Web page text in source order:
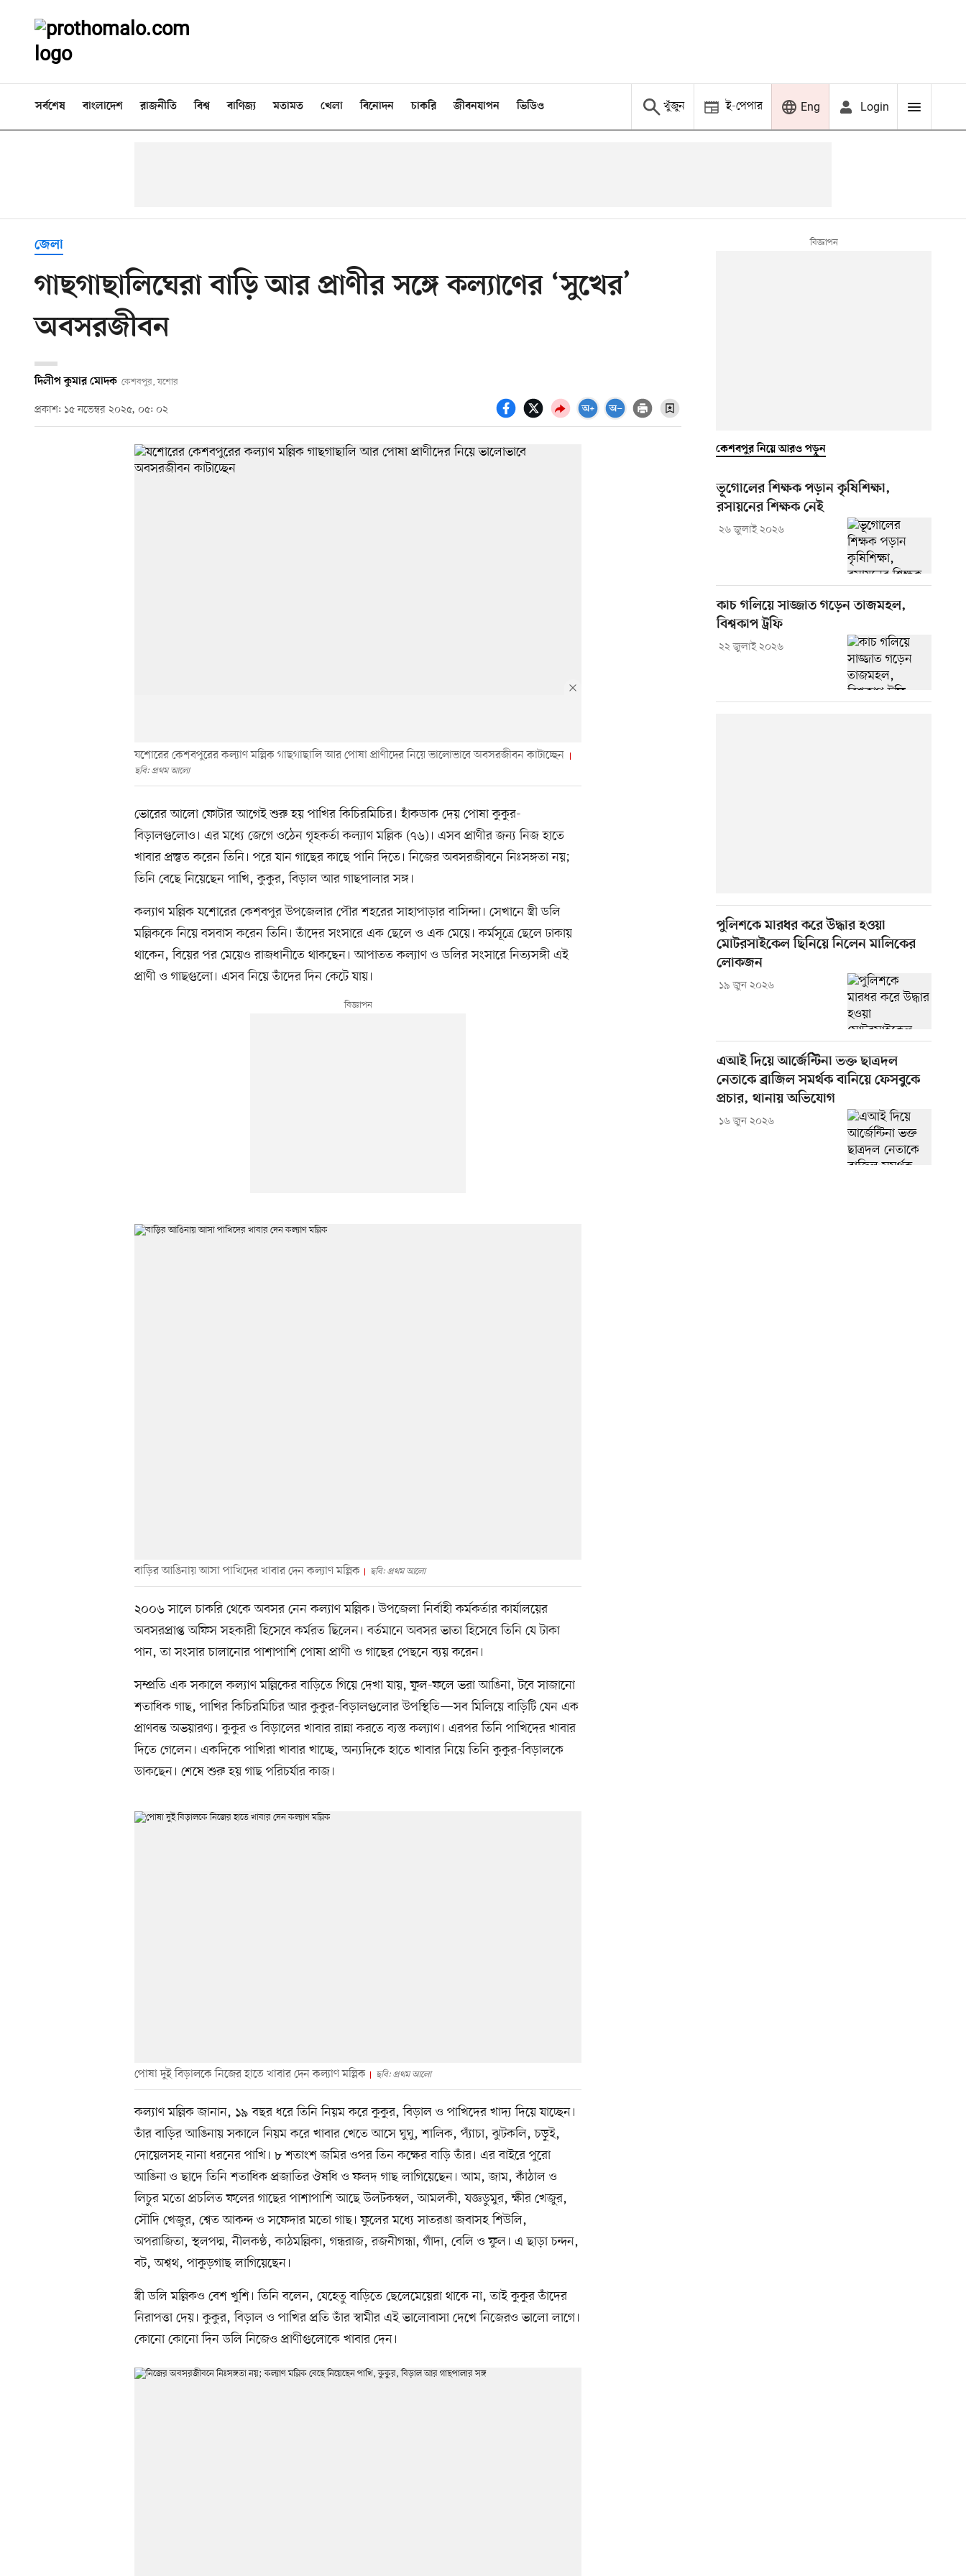
সর্বশেষ বাংলাদেশ রাজনীতি বিশ্ব বাণিজ্য মতামত খেলা বিনোদন চাকরি জীবনযাপন ভিডিও খুঁজুন ই-পেপার Eng Login
জেলা
গাছগাছালিঘেরা বাড়ি আর প্রাণীর সঙ্গে কল্যাণের ‘সুখের’
অবসরজীবন
দিলীপ কুমার মোদক কেশবপুর, যশোর
প্রকাশ: ১৫ নভেম্বর ২০২৫, ০৫: ০২
যশোরের কেশবপুরের কল্যাণ মল্লিক গাছগাছালি আর পোষা প্রাণীদের নিয়ে ভালোভাবে অবসরজীবন কাটাচ্ছেন
ছবি: প্রথম আলো
ভোরের আলো ফোটার আগেই শুরু হয় পাখির কিচিরমিচির। হাঁকডাক দেয় পোষা কুকুর-
বিড়ালগুলোও। এর মধ্যে জেগে ওঠেন গৃহকর্তা কল্যাণ মল্লিক (৭৬)। এসব প্রাণীর জন্য নিজ হাতে
খাবার প্রস্তুত করেন তিনি। পরে যান গাছের কাছে পানি দিতে। নিজের অবসরজীবনে নিঃসঙ্গতা নয়;
তিনি বেছে নিয়েছেন পাখি, কুকুর, বিড়াল আর গাছপালার সঙ্গ।
কল্যাণ মল্লিক যশোরের কেশবপুর উপজেলার পৌর শহরের সাহাপাড়ার বাসিন্দা। সেখানে স্ত্রী ডলি
মল্লিককে নিয়ে বসবাস করেন তিনি। তাঁদের সংসারে এক ছেলে ও এক মেয়ে। কর্মসূত্রে ছেলে ঢাকায়
থাকেন, বিয়ের পর মেয়েও রাজধানীতে থাকছেন। আপাতত কল্যাণ ও ডলির সংসারে নিত্যসঙ্গী এই
প্রাণী ও গাছগুলো। এসব নিয়ে তাঁদের দিন কেটে যায়।
বাড়ির আঙিনায় আসা পাখিদের খাবার দেন কল্যাণ মল্লিক ছবি: প্রথম আলো
২০০৬ সালে চাকরি থেকে অবসর নেন কল্যাণ মল্লিক। উপজেলা নির্বাহী কর্মকর্তার কার্যালয়ের
অবসরপ্রাপ্ত অফিস সহকারী হিসেবে কর্মরত ছিলেন। বর্তমানে অবসর ভাতা হিসেবে তিনি যে টাকা
পান, তা সংসার চালানোর পাশাপাশি পোষা প্রাণী ও গাছের পেছনে ব্যয় করেন।
সম্প্রতি এক সকালে কল্যাণ মল্লিকের বাড়িতে গিয়ে দেখা যায়, ফুল-ফলে ভরা আঙিনা, টবে সাজানো
শতাধিক গাছ, পাখির কিচিরমিচির আর কুকুর-বিড়ালগুলোর উপস্থিতি—সব মিলিয়ে বাড়িটি যেন এক
প্রাণবন্ত অভয়ারণ্য। কুকুর ও বিড়ালের খাবার রান্না করতে ব্যস্ত কল্যাণ। এরপর তিনি পাখিদের খাবার
দিতে গেলেন। একদিকে পাখিরা খাবার খাচ্ছে, অন্যদিকে হাতে খাবার নিয়ে তিনি কুকুর-বিড়ালকে
ডাকছেন। শেষে শুরু হয় গাছ পরিচর্যার কাজ।
পোষা দুই বিড়ালকে নিজের হাতে খাবার দেন কল্যাণ মল্লিক ছবি: প্রথম আলো
কল্যাণ মল্লিক জানান, ১৯ বছর ধরে তিনি নিয়ম করে কুকুর, বিড়াল ও পাখিদের খাদ্য দিয়ে যাচ্ছেন।
তাঁর বাড়ির আঙিনায় সকালে নিয়ম করে খাবার খেতে আসে ঘুঘু, শালিক, প্যাঁচা, ঝুটকলি, চড়ুই,
দোয়েলসহ নানা ধরনের পাখি। ৮ শতাংশ জমির ওপর তিন কক্ষের বাড়ি তাঁর। এর বাইরে পুরো
আঙিনা ও ছাদে তিনি শতাধিক প্রজাতির ঔষধি ও ফলদ গাছ লাগিয়েছেন। আম, জাম, কাঁঠাল ও
লিচুর মতো প্রচলিত ফলের গাছের পাশাপাশি আছে উলটকম্বল, আমলকী, যজ্ঞডুমুর, ক্ষীর খেজুর,
সৌদি খেজুর, শ্বেত আকন্দ ও সফেদার মতো গাছ। ফুলের মধ্যে সাতরঙা জবাসহ শিউলি,
অপরাজিতা, স্থলপদ্ম, নীলকণ্ঠ, কাঠমল্লিকা, গন্ধরাজ, রজনীগন্ধা, গাঁদা, বেলি ও ফুল। এ ছাড়া চন্দন,
বট, অশ্বথ, পাকুড়গাছ লাগিয়েছেন।
স্ত্রী ডলি মল্লিকও বেশ খুশি। তিনি বলেন, যেহেতু বাড়িতে ছেলেমেয়েরা থাকে না, তাই কুকুর তাঁদের
নিরাপত্তা দেয়। কুকুর, বিড়াল ও পাখির প্রতি তাঁর স্বামীর এই ভালোবাসা দেখে নিজেরও ভালো লাগে।
কোনো কোনো দিন ডলি নিজেও প্রাণীগুলোকে খাবার দেন।
কেশবপুর নিয়ে আরও পড়ুন
ভূগোলের শিক্ষক পড়ান কৃষিশিক্ষা,
রসায়নের শিক্ষক নেই
২৬ জুলাই ২০২৬
কাচ গলিয়ে সাজ্জাত গড়েন তাজমহল,
বিশ্বকাপ ট্রফি
২২ জুলাই ২০২৬
পুলিশকে মারধর করে উদ্ধার হওয়া
মোটরসাইকেল ছিনিয়ে নিলেন মালিকের
লোকজন
১৯ জুন ২০২৬
এআই দিয়ে আর্জেন্টিনা ভক্ত ছাত্রদল
নেতাকে ব্রাজিল সমর্থক বানিয়ে ফেসবুকে
প্রচার, থানায় অভিযোগ
১৬ জুন ২০২৬